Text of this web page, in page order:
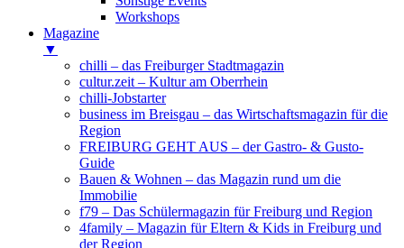
Workshops
Magazine
▼
chilli – das Freiburger Stadtmagazin
cultur.zeit – Kultur am Oberrhein
chilli-Jobstarter
business im Breisgau – das Wirtschaftsmagazin für die
Region
FREIBURG GEHT AUS – der Gastro- & Gusto-
Guide
Bauen & Wohnen – das Magazin rund um die
Immobilie
f79 – Das Schülermagazin für Freiburg und Region
4family – Magazin für Eltern & Kids in Freiburg und
der Region